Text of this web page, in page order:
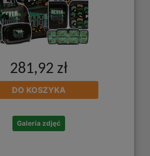
281,92 zł
DO KOSZYKA
Galeria zdjęć